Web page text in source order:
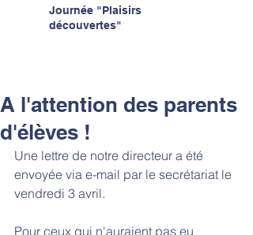
Journée "Plaisirs
découvertes"
A l'attention des parents
d'élèves !
Une lettre de notre directeur a été
envoyée via e-mail par le secrétariat le
vendredi 3 avril.
Pour ceux qui n'auraient pas eu